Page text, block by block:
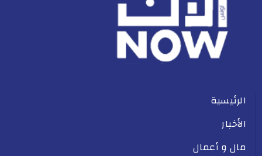
الرئيسية
الأخبار
مال و أعمال